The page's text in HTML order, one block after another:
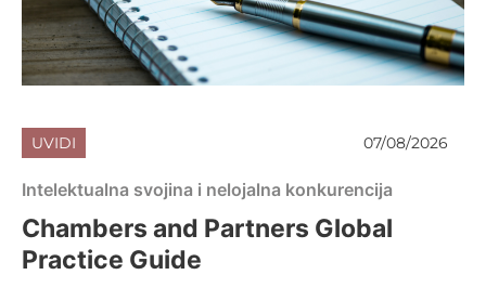
UVIDI 07/08/2026
Intelektualna svojina i nelojalna konkurencija
Chambers and Partners Global
Practice Guide